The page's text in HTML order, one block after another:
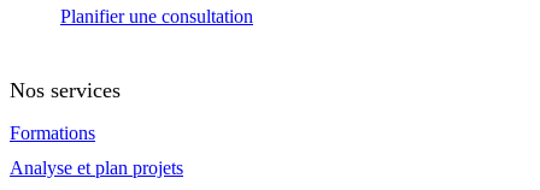
Planifier une consultation
Nos services
Formations
Analyse et plan projets